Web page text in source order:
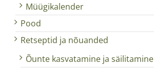
Müügikalender
Pood
Retseptid ja nõuanded
Õunte kasvatamine ja säilitamine